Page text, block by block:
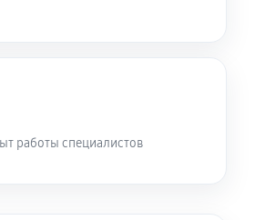
работы специалистов